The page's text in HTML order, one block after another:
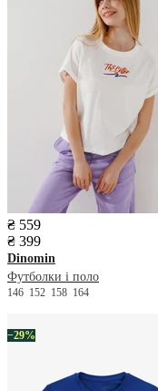
₴ 559
₴ 399
Dinomin
Футболки і поло
146 152 158 164
−29%